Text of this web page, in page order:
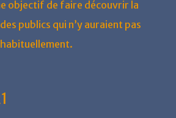
objectif de faire découvrir la
publics qui n’y auraient pas
habituellement.